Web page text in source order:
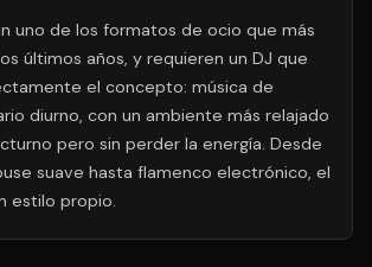
uno de los formatos de ocio que más
últimos años, y requieren un DJ que
el concepto: música de
diurno, con un ambiente más relajado
pero sin perder la energía. Desde
suave hasta flamenco electrónico, el
estilo propio.